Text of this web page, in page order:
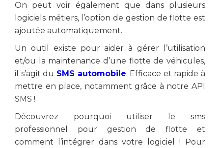
On peut voir également que dans plusieurs
logiciels métiers, l’option de gestion de flotte est
ajoutée automatiquement.
Un outil existe pour aider à gérer l’utilisation
et/ou la maintenance d’une flotte de véhicules,
il s’agit du SMS automobile. Efficace et rapide à
mettre en place, notamment grâce à notre API
SMS !
Découvrez pourquoi utiliser le sms
professionnel pour gestion de flotte et
comment l’intégrer dans votre logiciel ! Pour